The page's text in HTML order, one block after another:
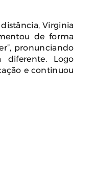
Virginia
de forma
pronunciando
diferente. Logo
e continuou